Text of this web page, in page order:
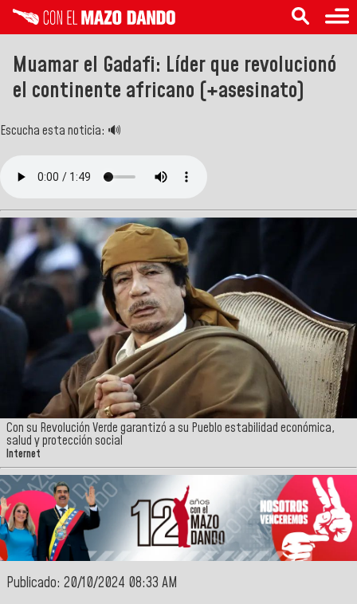
Muamar el Gadafi: Líder que revolucionó
el continente africano (+asesinato)
Escucha esta noticia: 🔊
Con su Revolución Verde garantizó a su Pueblo estabilidad económica,
salud y protección social
Internet
Publicado: 20/10/2024 08:33 AM